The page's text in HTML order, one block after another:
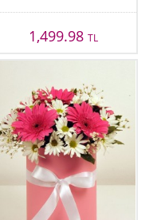
1,499.98 TL